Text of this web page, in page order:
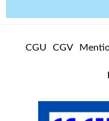
m
CGU CGV